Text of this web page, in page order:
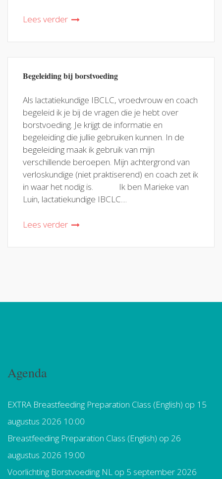
Lees verder
Begeleiding bij borstvoeding
Als lactatiekundige IBCLC, vroedvrouw en coach
begeleid ik je bij de vragen die je hebt over
borstvoeding. Je krijgt de informatie en
begeleiding die jullie gebruiken kunnen. In de
begeleiding maak ik gebruik van mijn
verschillende beroepen. Mijn achtergrond van
verloskundige (niet praktiserend) en coach zet ik
in waar het nodig is. Ik ben Marieke van
Luin, lactatiekundige IBCLC....
Lees verder
Agenda
EXTRA Breastfeeding Preparation Class (English) op 15
augustus 2026 10:00
Breastfeeding Preparation Class (English) op 26
augustus 2026 19:00
Voorlichting Borstvoeding NL op 5 september 2026